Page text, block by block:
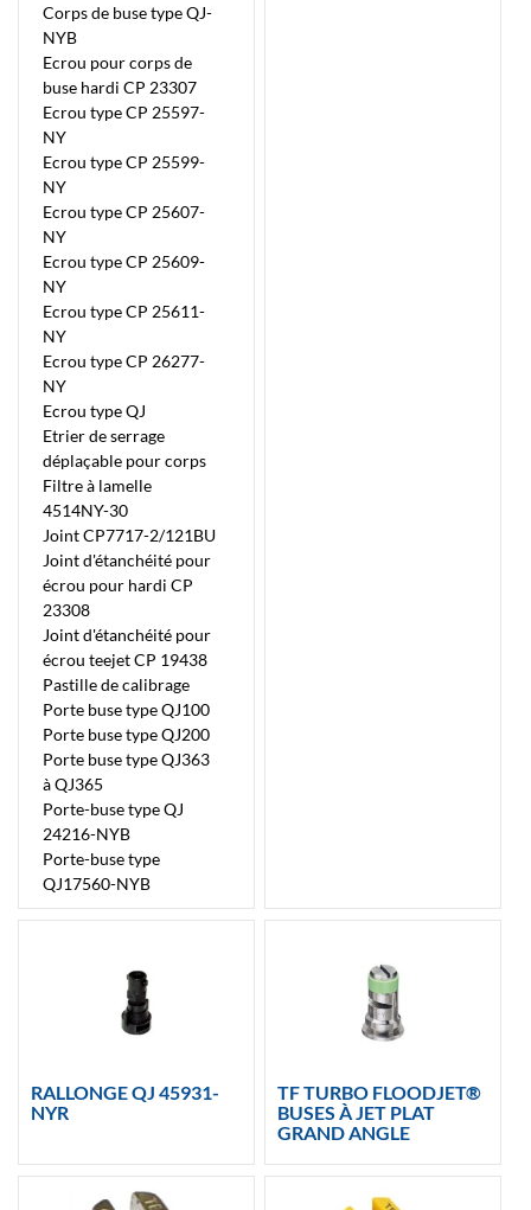
Corps de buse type QJ-
NYB
Ecrou pour corps de
buse hardi CP 23307
Ecrou type CP 25597-
NY
Ecrou type CP 25599-
NY
Ecrou type CP 25607-
NY
Ecrou type CP 25609-
NY
Ecrou type CP 25611-
NY
Ecrou type CP 26277-
NY
Ecrou type QJ
Etrier de serrage
déplaçable pour corps
Filtre à lamelle
4514NY-30
Joint CP7717-2/121BU
Joint d'étanchéité pour
écrou pour hardi CP
23308
Joint d'étanchéité pour
écrou teejet CP 19438
Pastille de calibrage
Porte buse type QJ100
Porte buse type QJ200
Porte buse type QJ363
à QJ365
Porte-buse type QJ
24216-NYB
Porte-buse type
QJ17560-NYB
RALLONGE QJ 45931-
NYR
TF TURBO FLOODJET®
BUSES À JET PLAT
GRAND ANGLE